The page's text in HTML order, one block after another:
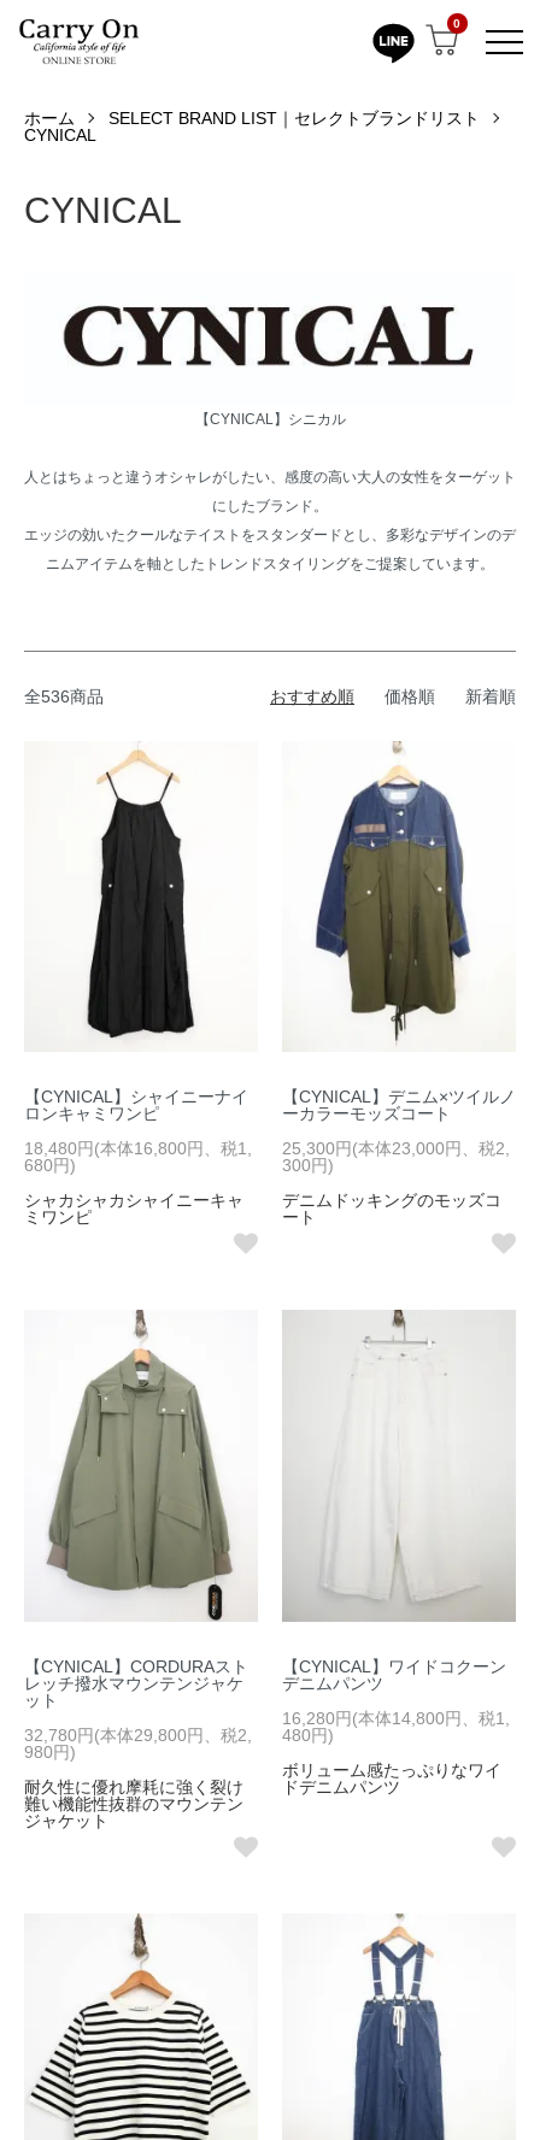
0
ホーム
SELECT BRAND LIST｜セレクトブランドリスト
CYNICAL
CYNICAL
【CYNICAL】シニカル
人とはちょっと違うオシャレがしたい、感度の高い大人の女性をターゲット
にしたブランド。
エッジの効いたクールなテイストをスタンダードとし、多彩なデザインのデ
ニムアイテムを軸としたトレンドスタイリングをご提案しています。
全536商品 おすすめ順 価格順 新着順
【CYNICAL】シャイニーナイ
ロンキャミワンピ
18,480円(本体16,800円、税1,
680円)
シャカシャカシャイニーキャ
ミワンピ
【CYNICAL】デニム×ツイルノ
ーカラーモッズコート
25,300円(本体23,000円、税2,
300円)
デニムドッキングのモッズコ
ート
【CYNICAL】CORDURAスト
レッチ撥水マウンテンジャケ
ット
32,780円(本体29,800円、税2,
980円)
耐久性に優れ摩耗に強く裂け
難い機能性抜群のマウンテン
ジャケット
【CYNICAL】ワイドコクーン
デニムパンツ
16,280円(本体14,800円、税1,
480円)
ボリューム感たっぷりなワイ
ドデニムパンツ